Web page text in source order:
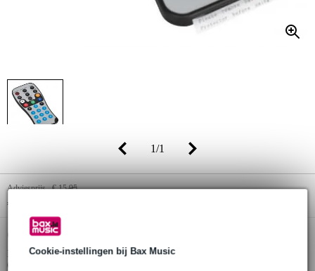
Cookie-instellingen bij Bax Music
1/1
Adviesprijs € 15,95
€ 12,60
Online voorraadstatus:
Nog 1 stuk op voorraad in ons magazijn
(en extra voorraad beschikbaar bij de leverancier)